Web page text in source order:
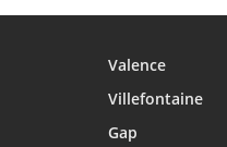
Valence
Villefontaine
Gap